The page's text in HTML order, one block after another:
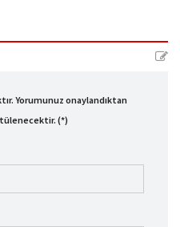
Yorumunuz onaylandıktan
(*)